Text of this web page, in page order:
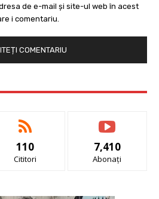
de e-mail și site-ul web în acest
i comentariu.
110
Cititori
7,410
Abonați